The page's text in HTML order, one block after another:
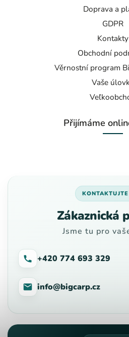
Doprava a
GDPR
Kontakty
Obchodní
Věrnostní program
Vaše
Přijímáme
Zákaznická
Jsme tu pro
+420 774 693 329
info@bigcarp.cz